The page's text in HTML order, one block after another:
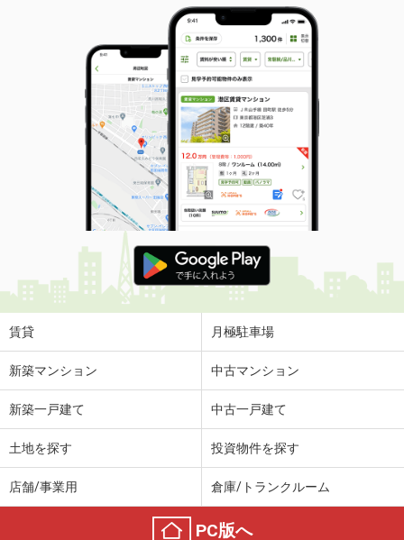
賃貸 月極駐車場
新築マンション 中古マンション
新築一戸建て 中古一戸建て
土地を探す 投資物件を探す
店舗/事業用 倉庫/トランクルーム
PC版へ